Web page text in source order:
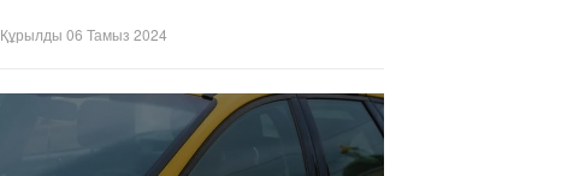
Құрылды 06 Тамыз 2024